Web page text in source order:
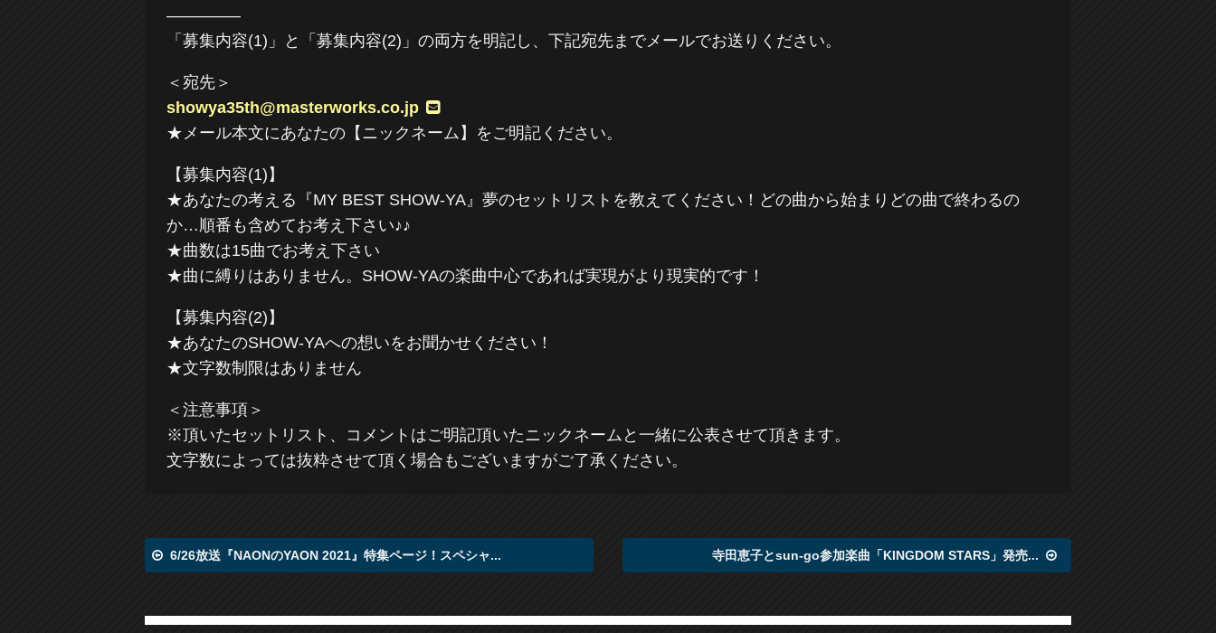
————–
「募集内容(1)」と「募集内容(2)」の両方を明記し、下記宛先までメールでお送りください。
＜宛先＞
showya35th@masterworks.co.jp
★メール本文にあなたの【ニックネーム】をご明記ください。
【募集内容(1)】
★あなたの考える『MY BEST SHOW-YA』夢のセットリストを教えてください！どの曲から始まりどの曲で終わるの
か…順番も含めてお考え下さい♪♪
★曲数は15曲でお考え下さい
★曲に縛りはありません。SHOW-YAの楽曲中心であれば実現がより現実的です！
【募集内容(2)】
★あなたのSHOW-YAへの想いをお聞かせください！
★文字数制限はありません
＜注意事項＞
※頂いたセットリスト、コメントはご明記頂いたニックネームと一緒に公表させて頂きます。
文字数によっては抜粋させて頂く場合もございますがご了承ください。
6/26放送『NAONのYAON 2021』特集ページ！スペシャ... 寺田恵子とsun-go参加楽曲「KINGDOM STARS」発売...